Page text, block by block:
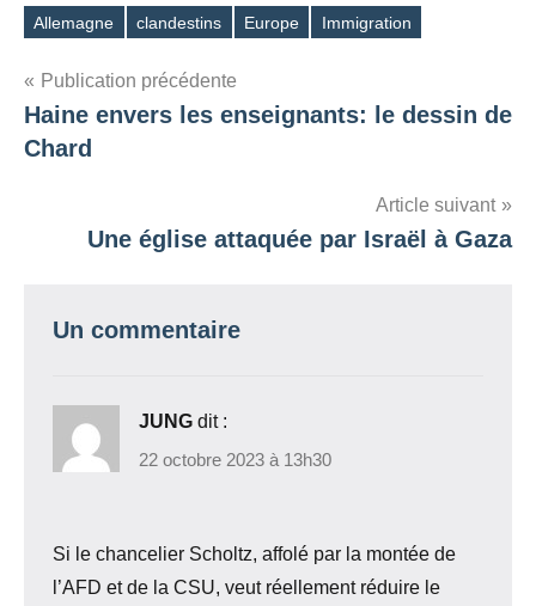
Étiquettes
Allemagne clandestins Europe Immigration
Navigation
de
Publication précédente
Haine envers les enseignants: le dessin de
Chard
Article suivant
Une église attaquée par Israël à Gaza
Un commentaire
JUNG dit :
22 octobre 2023 à 13h30
Si le chancelier Scholtz, affolé par la montée de
l’AFD et de la CSU, veut réellement réduire le